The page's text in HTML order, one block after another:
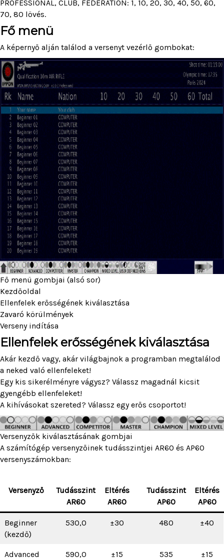
PROFESSIONAL, CLUB, FEDERATION: 1, 10, 20, 30, 40, 50, 60,
70, 80 lövés.
Fő menü
A képernyő alján találod a versenyt vezérlő gombokat:
Fő menü gombjai (alsó sor)
Kezdőoldal
Ellenfelek erősségének kiválasztása
Zavaró körülmények
Verseny indítása
Ellenfelek erősségének kiválasztása
Akár kezdő vagy, akár világbajnok a programban megtalálod
a neked való ellenfeleket!
Egy kis sikerélményre vágysz? Válassz magadnál kicsit
gyengébb ellenfeleket!
A kihívásokat szereted? Válassz egy erős csoportot!
Versenyzők kiválasztásának gombjai
A számítógép versenyzőinek tudásszintjei AR60 és AP60
versenyszámokban:
Versenyző
Tudásszint
AR60
Eltérés
AR60
Tudásszint
AP60
Eltérés
AP60
Beginner
(kezdő)
530,0 ±30 480 ±40
Advanced
590,0 ±15 535 ±15